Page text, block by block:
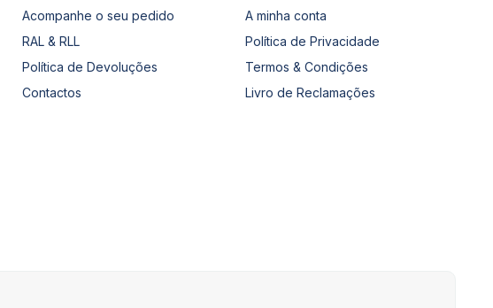
Acompanhe o seu pedido
RAL & RLL
Política de Devoluções
Contactos
A minha conta
Política de Privacidade
Termos & Condições
Livro de Reclamações